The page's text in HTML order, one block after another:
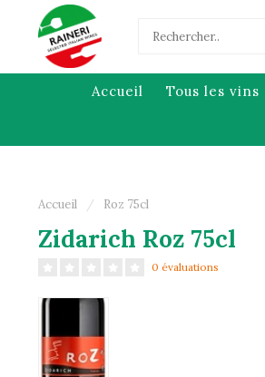
Accueil Tous les vins
Accueil / Roz 75cl
Zidarich Roz 75cl
0 évaluations